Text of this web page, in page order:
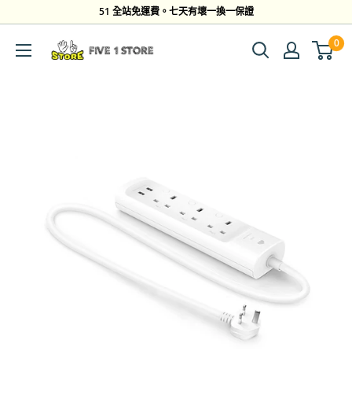
到
51 全站免運費。七天有壞一換一保證
Five
1
0